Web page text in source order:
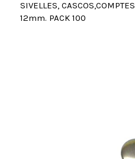
SIVELLES, CASCOS,COMPTES
12mm. PACK 100